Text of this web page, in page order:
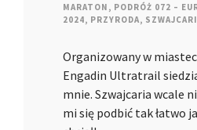
MARATON , PODRÓŻ 072 –
2024, PRZYRODA,
Organizowany w
Engadin Ultratrail
mnie. Szwajcaria wcale
mi się podbić tak łatwo